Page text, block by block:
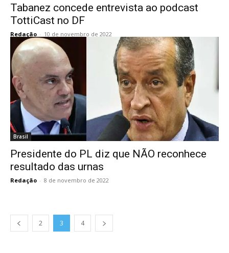
Tabanez concede entrevista ao podcast
TottiCast no DF
Redação - 10 de novembro de 2022
Brasil
Presidente do PL diz que NÃO reconhece
resultado das urnas
Redação - 8 de novembro de 2022
2 3 4